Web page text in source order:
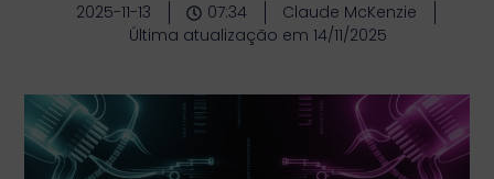
2025-11-13 07:34
Claude McKenzie
Última atualização em 14/11/2025